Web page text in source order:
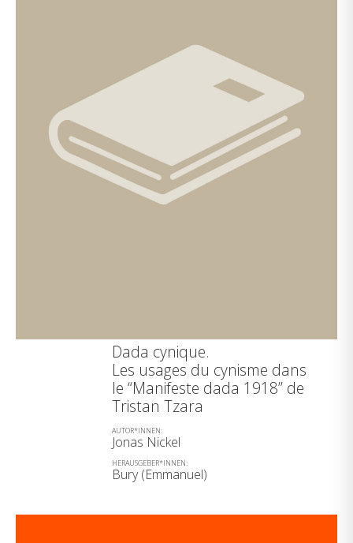
Dada cynique.
Les usages du cynisme dans
le “Manifeste dada 1918” de
Tristan Tzara
AUTOR*INNEN:
Jonas Nickel
HERAUSGEBER*INNEN:
Bury (Emmanuel)